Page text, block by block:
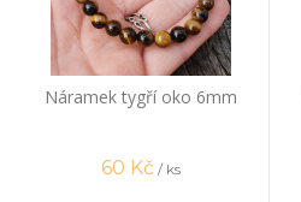
Náramek tygří oko 6mm
60 Kč / ks